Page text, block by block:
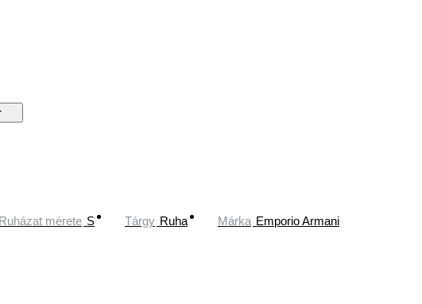
Ruházat mérete S Tárgy Ruha Márka Emporio Armani